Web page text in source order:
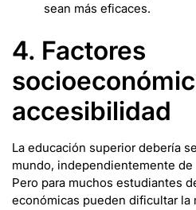
sean más eficaces.
4. Factores
accesibilidad
La educación superior debería
mundo, independientemente
Pero para muchos estudiantes
económicas pueden dificultar la